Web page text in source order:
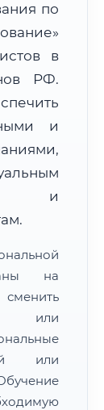
+992 (37)
734000–734065
ФИС ФРДО
по
в
РФ.
и
и
на
или
или